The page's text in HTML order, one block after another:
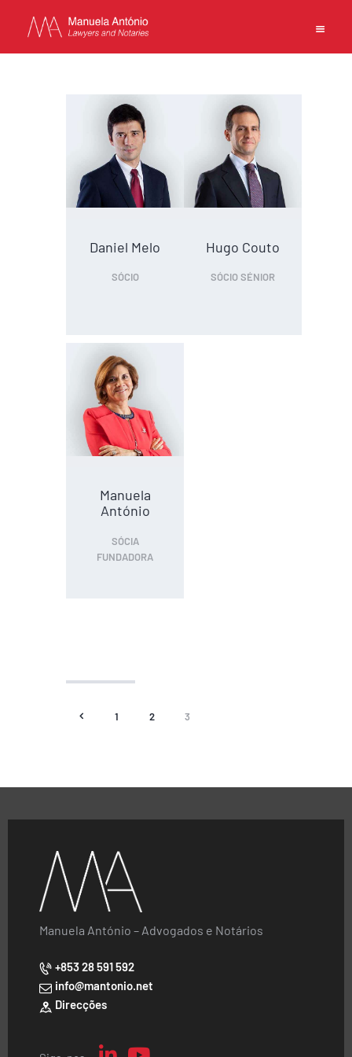
INÍCIO
COMPETÊNCIAS
ESCRITÓRIO
EN
Daniel Melo
SÓCIO
Hugo Couto
SÓCIO SÉNIOR
Manuela
António
SÓCIA
FUNDADORA
< 1 2 3
Manuela António – Advogados e Notários
+853 28 591 592
info@mantonio.net
Direcções